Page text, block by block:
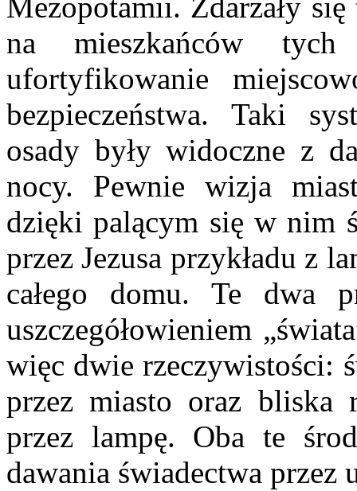
Mezopotamii. Zdarzały
na mieszkańców
ufortyfikowanie
bezpieczeństwa. Taki
osady były widoczne z
nocy. Pewnie wizja
dzięki palącym się w nim
przez Jezusa przykładu z
całego domu. Te dwa
uszczegółowieniem
więc dwie rzeczywistości:
przez miasto oraz bliska
przez lampę. Oba te
dawania świadectwa